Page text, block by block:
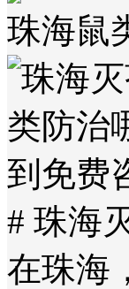
珠海鼠
# 珠海
在珠海